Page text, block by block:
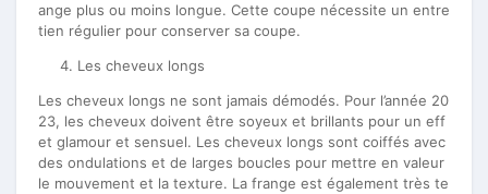
ange plus ou moins longue. Cette coupe nécessite un entre
tien régulier pour conserver sa coupe.
Les cheveux longs
Les cheveux longs ne sont jamais démodés. Pour l’année 20
23, les cheveux doivent être soyeux et brillants pour un eff
et glamour et sensuel. Les cheveux longs sont coiffés avec
des ondulations et de larges boucles pour mettre en valeur
le mouvement et la texture. La frange est également très te